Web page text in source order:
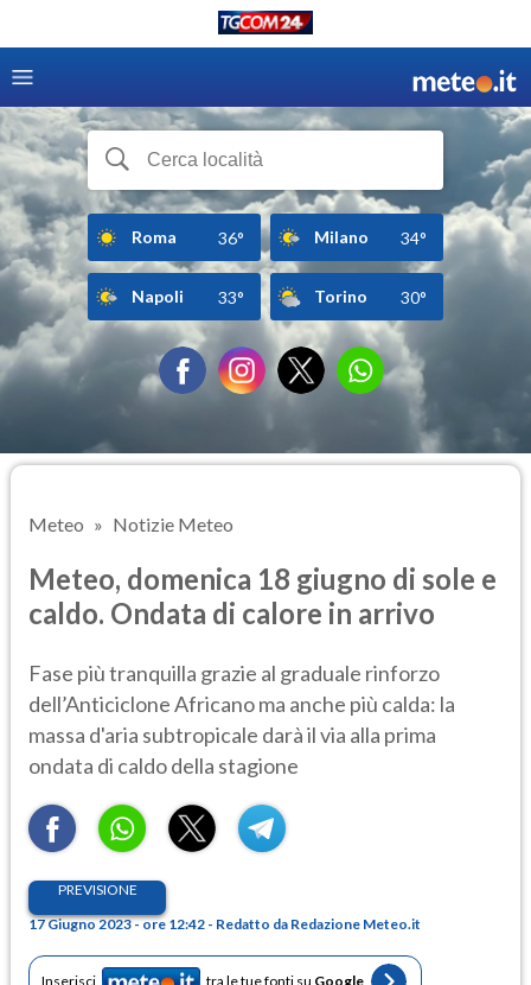
Roma 36° Milano 34°
Napoli 33° Torino 30°
Meteo Notizie Meteo
Meteo, domenica 18 giugno di sole e
caldo. Ondata di calore in arrivo
Fase più tranquilla grazie al graduale rinforzo
dell’Anticiclone Africano ma anche più calda: la
massa d'aria subtropicale darà il via alla prima
ondata di caldo della stagione
PREVISIONE
17 Giugno 2023 - ore 12:42 - Redatto da Redazione Meteo.it
Inserisci tra le tue fonti su Google